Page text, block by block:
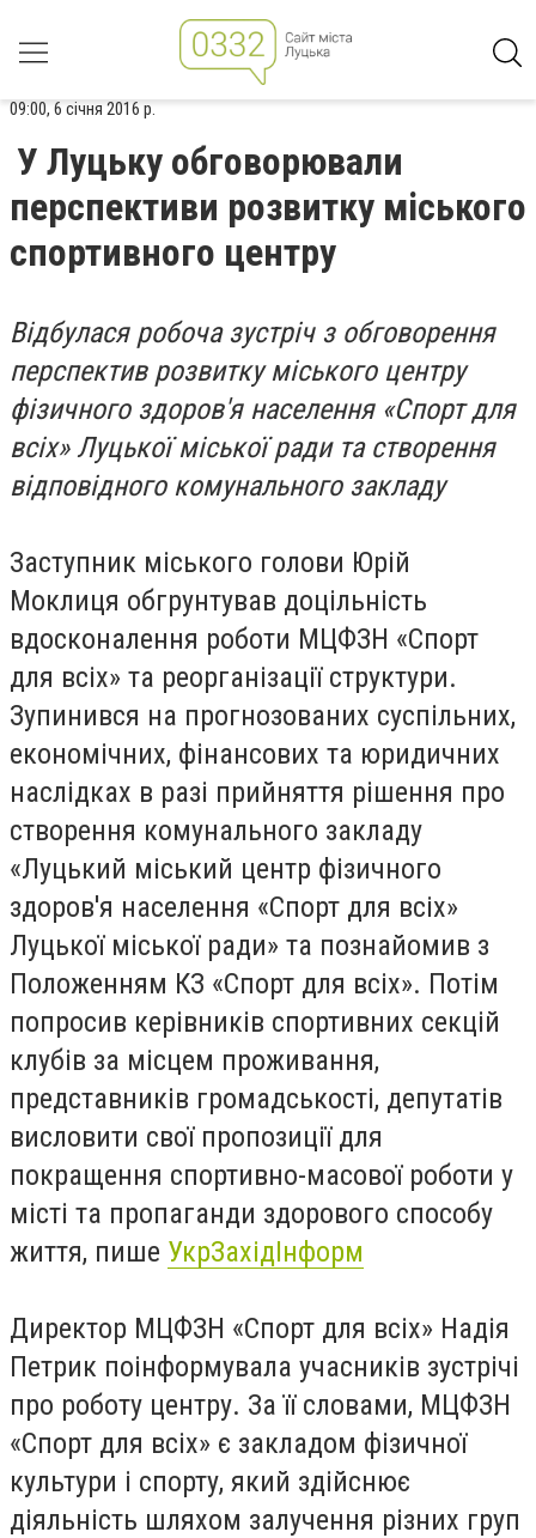
09:00, 6 січня 2016 р.
У Луцьку обговорювали
перспективи розвитку міського
спортивного центру
Відбулася робоча зустріч з обговорення
перспектив розвитку міського центру
фізичного здоров'я населення «Спорт для
всіх» Луцької міської ради та створення
відповідного комунального закладу
Заступник міського голови Юрій
Моклиця обгрунтував доцільність
вдосконалення роботи МЦФЗН «Спорт
для всіх» та реорганізації структури.
Зупинився на прогнозованих суспільних,
економічних, фінансових та юридичних
наслідках в разі прийняття рішення про
створення комунального закладу
«Луцький міський центр фізичного
здоров'я населення «Спорт для всіх»
Луцької міської ради» та познайомив з
Положенням КЗ «Спорт для всіх». Потім
попросив керівників спортивних секцій
клубів за місцем проживання,
представників громадськості, депутатів
висловити свої пропозиції для
покращення спортивно-масової роботи у
місті та пропаганди здорового способу
життя, пише УкрЗахідІнформ
Директор МЦФЗН «Спорт для всіх» Надія
Петрик поінформувала учасників зустрічі
про роботу центру. За її словами, МЦФЗН
«Спорт для всіх» є закладом фізичної
культури і спорту, який здійснює
діяльність шляхом залучення різних груп